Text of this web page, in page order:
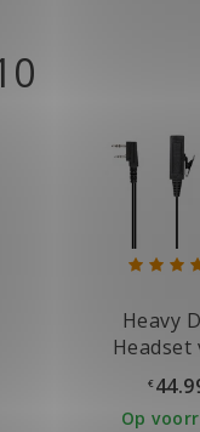
Heavy
Headset
Kenwood
€
Op